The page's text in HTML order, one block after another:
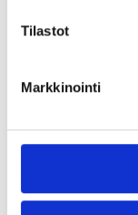
Tilastot
Markkinointi